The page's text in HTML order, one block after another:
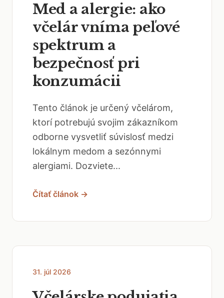
Med a alergie: ako
včelár vníma peľové
spektrum a
bezpečnosť pri
konzumácii
Tento článok je určený včelárom,
ktorí potrebujú svojim zákazníkom
odborne vysvetliť súvislosť medzi
lokálnym medom a sezónnymi
alergiami. Dozviete...
Čítať článok →
31. júl 2026